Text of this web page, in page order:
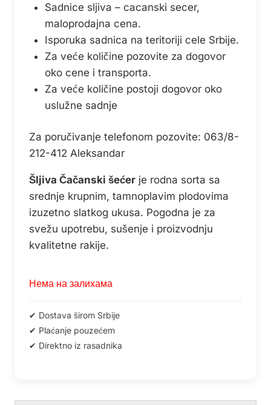
Sadnice sljiva – cacanski secer,
maloprodajna cena.
Isporuka sadnica na teritoriji cele Srbije.
Za veće količine pozovite za dogovor
oko cene i transporta.
Za veće količine postoji dogovor oko
uslužne sadnje
Za poručivanje telefonom pozovite: 063/8-
212-412 Aleksandar
Šljiva Čačanski šećer je rodna sorta sa
srednje krupnim, tamnoplavim plodovima
izuzetno slatkog ukusa. Pogodna je za
svežu upotrebu, sušenje i proizvodnju
kvalitetne rakije.
Нема на залихама